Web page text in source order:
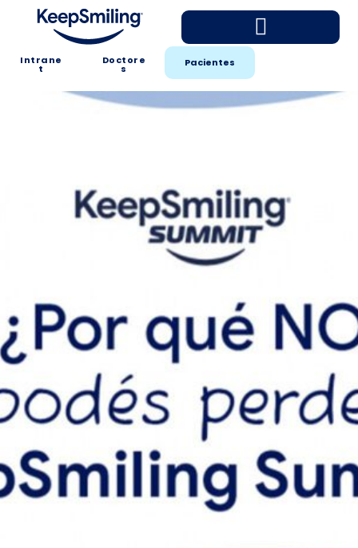
Intrane
t
Doctore
s Pacientes